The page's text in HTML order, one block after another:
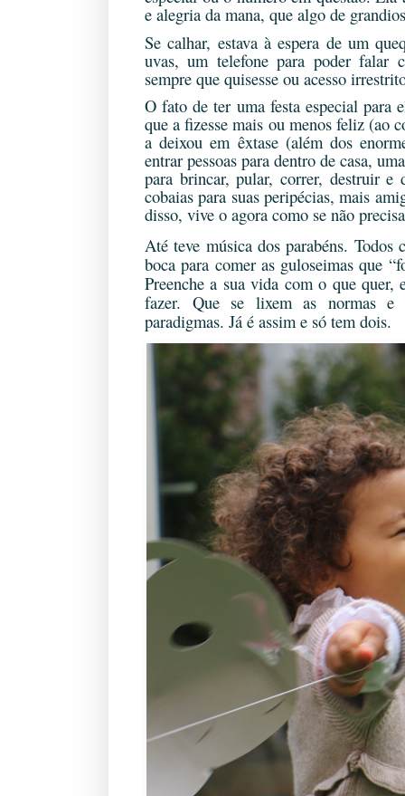
e alegria da mana, que algo de
Se calhar, estava à espera de um
uvas, um telefone para poder falar
sempre que quisesse ou acesso
O fato de ter uma festa especial para
que a fizesse mais ou menos feliz (ao
a deixou em êxtase (além dos
entrar pessoas para dentro de casa,
para brincar, pular, correr, destruir e
cobaias para suas peripécias, mais
disso, vive o agora como se não
Até teve música dos parabéns.
boca para comer as guloseimas que
Preenche a sua vida com o que
fazer. Que se lixem as normas e
paradigmas. Já é assim e só tem dois.